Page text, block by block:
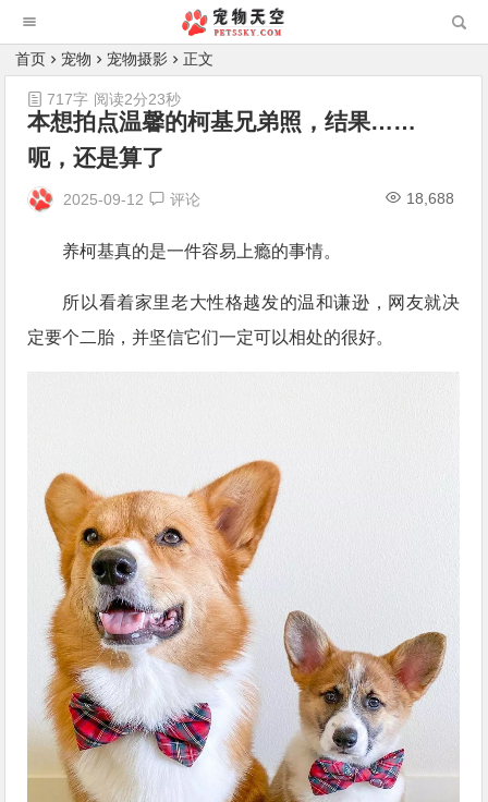
首页 宠物 宠物摄影 正文
本想拍点温馨的柯基兄弟照，结果……
呃，还是算了
2025-09-12 评论 18,688
717字 阅读2分23秒
养柯基真的是一件容易上瘾的事情。
所以看着家里老大性格越发的温和谦逊，网友就决
定要个二胎，并坚信它们一定可以相处的很好。